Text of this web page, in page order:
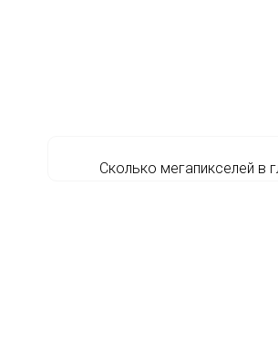
Сколько мегапикселей в